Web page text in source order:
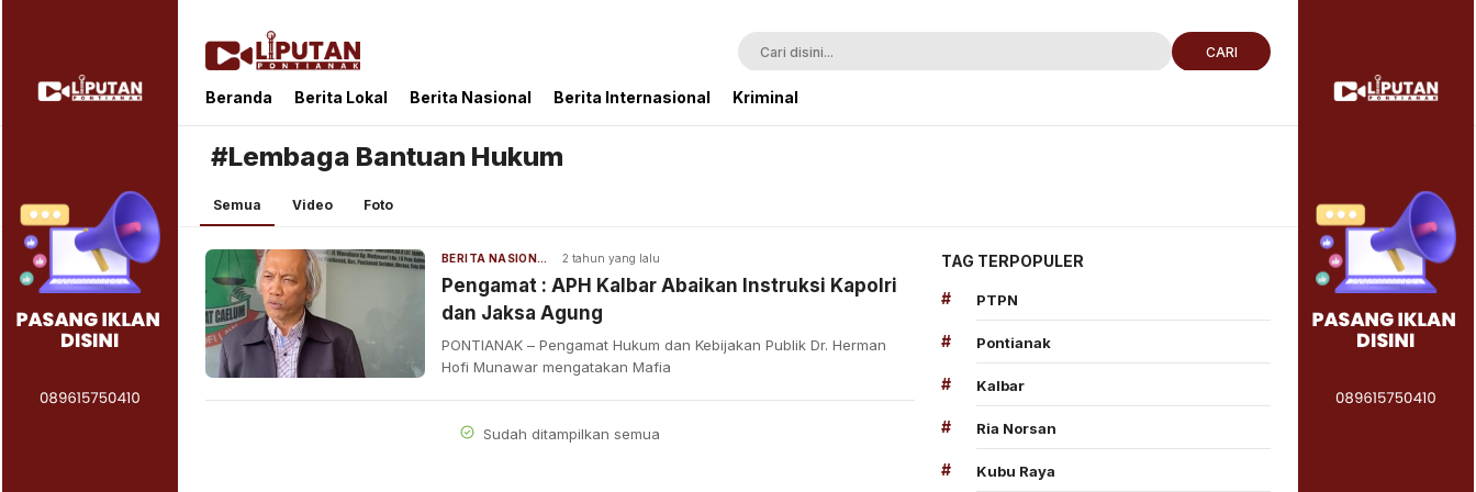
Liputan Pontianak
Berita Terkini dan TerUpdate
CARI
Beranda Berita Lokal Berita Nasional Berita Internasional Kriminal
#Lembaga Bantuan Hukum
Semua Video Foto
BERITA NASIONAL 2 tahun yang lalu
Pengamat : APH Kalbar Abaikan Instruksi Kapolri
dan Jaksa Agung
PONTIANAK – Pengamat Hukum dan Kebijakan Publik Dr. Herman
Hofi Munawar mengatakan Mafia
Sudah ditampilkan semua
TAG TERPOPULER
#
PTPN
# Pontianak
# Kalbar
# Ria Norsan
# Kubu Raya